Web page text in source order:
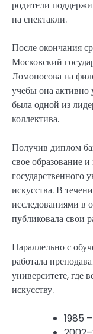
родители
на спектакли.
После окончания
Московский
Ломоносова на
учебы она активно
была одной из
коллектива.
Получив диплом
свое образование
государственного
искусства. В
исследованиями в
публиковала свои
Параллельно с
работала
университете, где
искусству.
1985